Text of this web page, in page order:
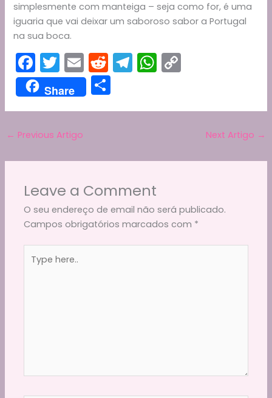
simplesmente com manteiga – seja como for, é uma
iguaria que vai deixar um saboroso sabor a Portugal
na sua boca.
F
a
c
b
o
k
T
w
itt
E
m
ai
R
e
d
T
m
W
p n
Share
h
← Previous Artigo Next Artigo →
Leave a Comment
O seu endereço de email não será publicado.
Campos obrigatórios marcados com *
here..